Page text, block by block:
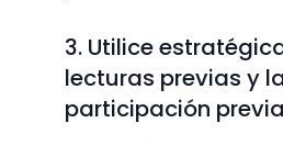
3. Utilice
lecturas previas y
participación